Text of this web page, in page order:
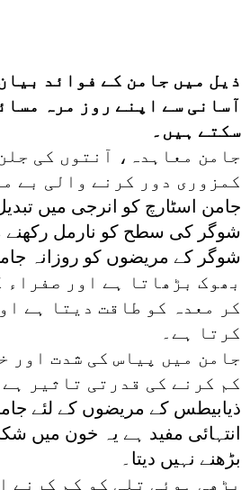
ذیل میں جامن کے فوائد
آسانی سے اپنے روز مرہ
سکتے ہیں۔
کمزوری دور کرنے والی بے
شوگر کی سطح کو نارمل رکھنے
شوگر کے مریضوں کو روزانہ
کر معدہ کو طاقت دیتا ہے
کرتا ہے۔
کم کرنے کی قدرتی تاثیر ہے
انتہائی مفید ہے یہ خون میں
بڑھنے نہیں دیتا۔